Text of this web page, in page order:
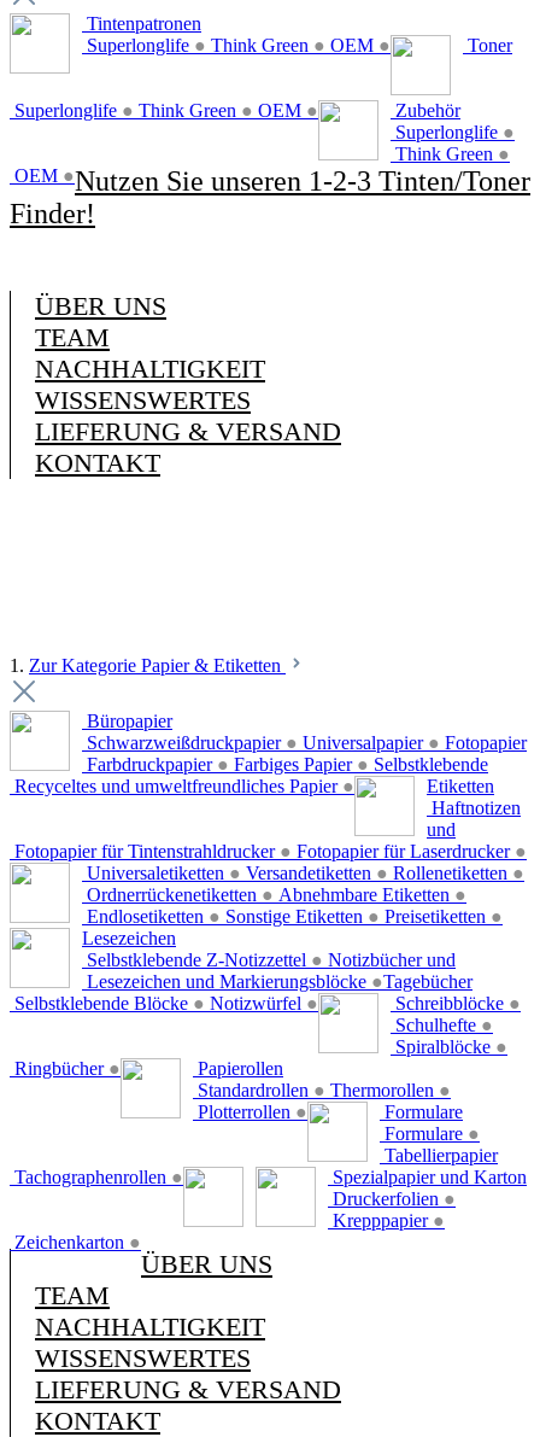
Tintenpatronen
Superlonglife ● Think Green ● OEM ● Toner
Superlonglife ● Think Green ● OEM ●
Zubehör
Superlonglife ●
Think Green ●
OEM ●Nutzen Sie unseren 1-2-3 Tinten/Toner
Finder!
ÜBER UNS
TEAM
NACHHALTIGKEIT
WISSENSWERTES
LIEFERUNG & VERSAND
KONTAKT
1. Zur Kategorie Papier & Etiketten
Büropapier
Schwarzweißdruckpapier ● Universalpapier ●
Farbdruckpapier ● Farbiges Papier ●
Recyceltes und umweltfreundliches Papier ●
Fotopapier
Fotopapier für Tintenstrahldrucker ● Fotopapier für Laserdrucker ●
Selbstklebende
Etiketten
Universaletiketten ● Versandetiketten ● Rollenetiketten ●
Ordnerrückenetiketten ● Abnehmbare Etiketten ●
Endlosetiketten ● Sonstige Etiketten ● Preisetiketten ●
Haftnotizen
und
Lesezeichen
Selbstklebende Z-Notizzettel ●
Lesezeichen und Markierungsblöcke ●
Selbstklebende Blöcke ● Notizwürfel ●
Notizbücher und
Tagebücher
Schreibblöcke ●
Schulhefte ●
Spiralblöcke ●
Ringbücher ●
Papierollen
Standardrollen ● Thermorollen ●
Plotterrollen ●
Formulare
Formulare ●
Tachographenrollen ●
Tabellierpapier
Spezialpapier und Karton
Druckerfolien ●
Krepppapier ●
Zeichenkarton ●
ÜBER UNS
TEAM
NACHHALTIGKEIT
WISSENSWERTES
LIEFERUNG & VERSAND
KONTAKT